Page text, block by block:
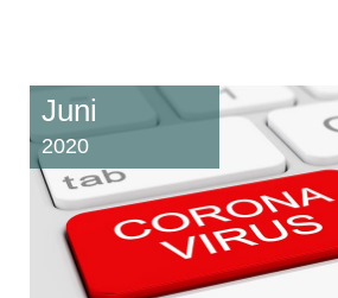
Juni
2020